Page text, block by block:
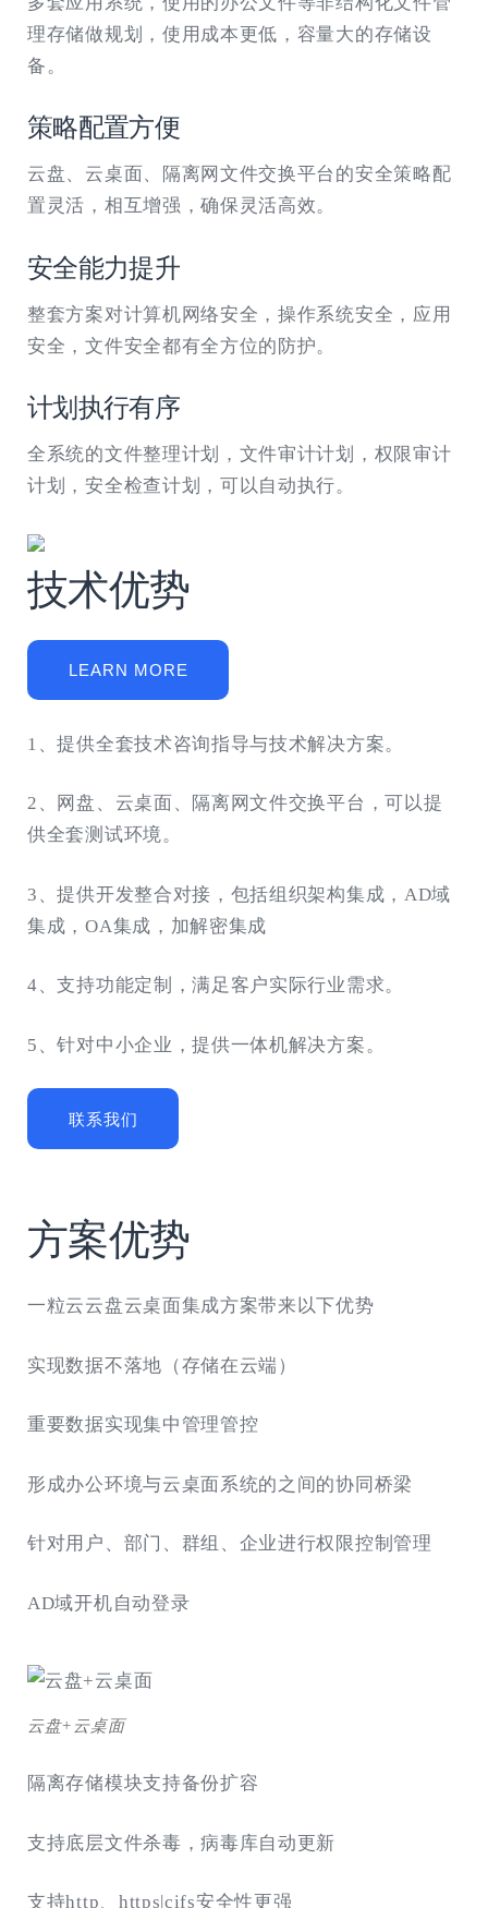
理存储做规划，使用成本更低，容量大的存储设
备。
策略配置方便
云盘、云桌面、隔离网文件交换平台的安全策略配
置灵活，相互增强，确保灵活高效。
安全能力提升
整套方案对计算机网络安全，操作系统安全，应用
安全，文件安全都有全方位的防护。
计划执行有序
全系统的文件整理计划，文件审计计划，权限审计
计划，安全检查计划，可以自动执行。
技术优势
LEARN MORE
1、提供全套技术咨询指导与技术解决方案。
2、网盘、云桌面、隔离网文件交换平台，可以提
供全套测试环境。
3、提供开发整合对接，包括组织架构集成，AD域
集成，OA集成，加解密集成
4、支持功能定制，满足客户实际行业需求。
5、针对中小企业，提供一体机解决方案。
联系我们
方案优势
一粒云云盘云桌面集成方案带来以下优势
实现数据不落地（存储在云端）
重要数据实现集中管理管控
形成办公环境与云桌面系统的之间的协同桥梁
针对用户、部门、群组、企业进行权限控制管理
AD域开机自动登录
云盘+云桌面
隔离存储模块支持备份扩容
支持底层文件杀毒，病毒库自动更新
支持http、https|cifs安全性更强